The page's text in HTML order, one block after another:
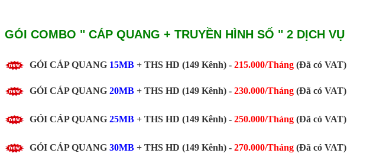
GÓI COMBO " CÁP QUANG + TRUYỀN HÌNH SỐ " 2 DỊCH VỤ
GÓI CÁP QUANG 15MB + THS HD (149 Kênh) - 215.000/Tháng (Đã có VAT)
GÓI CÁP QUANG 20MB + THS HD (149 Kênh) - 230.000/Tháng (Đã có VAT)
GÓI CÁP QUANG 25MB + THS HD (149 Kênh) - 250.000/Tháng (Đã có VAT)
GÓI CÁP QUANG 30MB + THS HD (149 Kênh) - 270.000/Tháng (Đã có VAT)